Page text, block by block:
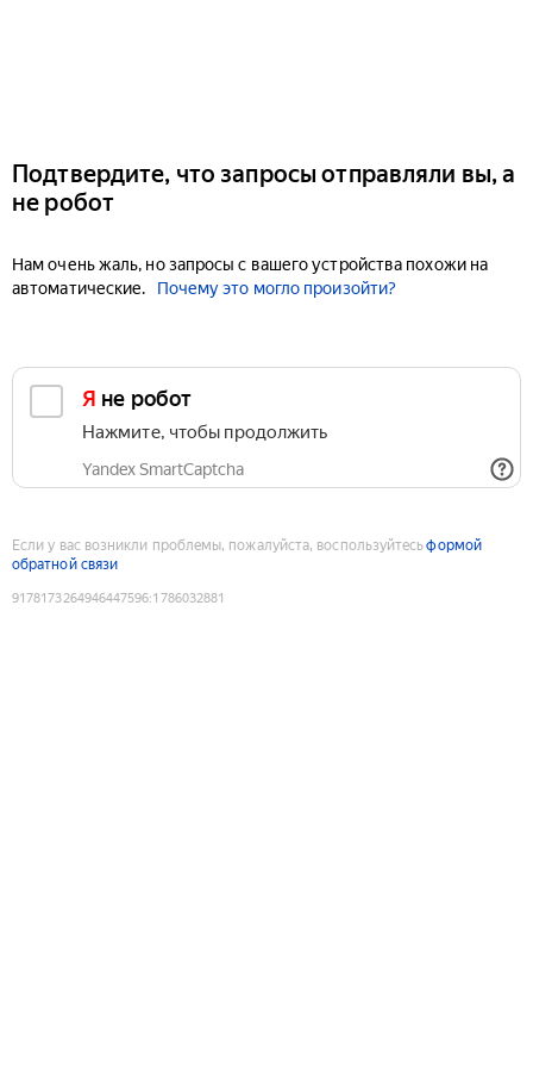
Подтвердите, что запросы отправляли вы, а
не робот
Нам очень жаль, но запросы с вашего устройства похожи на
автоматические.
Почему это могло произойти?
Я не робот
Нажмите, чтобы продолжить
Yandex SmartCaptcha
Если у вас возникли проблемы, пожалуйста, воспользуйтесьформой
обратной связи
9178173264946447596:1786032881